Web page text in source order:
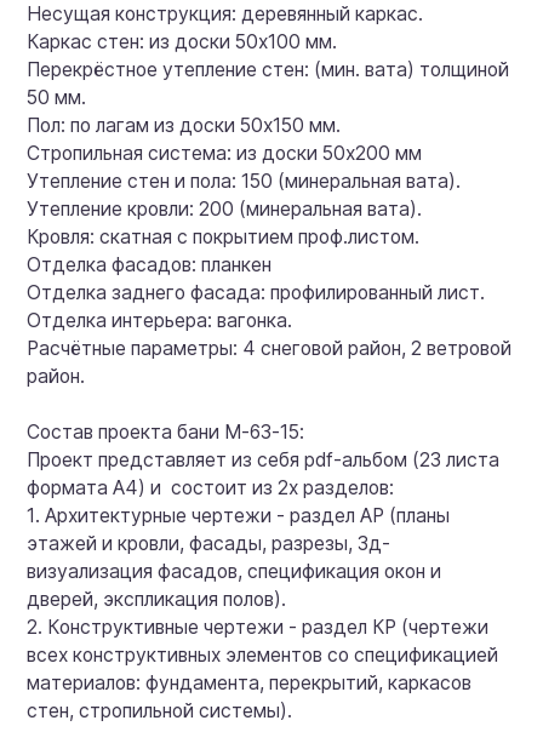
Несущая конструкция: деревянный каркас.
Каркас стен: из доски 50х100 мм.
Перекрёстное утепление стен: (мин. вата) толщиной
50 мм.
Пол: по лагам из доски 50х150 мм.
Стропильная система: из доски 50х200 мм
Утепление стен и пола: 150 (минеральная вата).
Утепление кровли: 200 (минеральная вата).
Кровля: скатная с покрытием проф.листом.
Отделка фасадов: планкен
Отделка заднего фасада: профилированный лист.
Отделка интерьера: вагонка.
Расчётные параметры: 4 снеговой район, 2 ветровой
район.
Состав проекта бани М-63-15:
Проект представляет из себя pdf-альбом (23 листа
формата А4) и состоит из 2х разделов:
1. Архитектурные чертежи - раздел АР (планы
этажей и кровли, фасады, разрезы, 3д-
визуализация фасадов, спецификация окон и
дверей, экспликация полов).
2. Конструктивные чертежи - раздел КР (чертежи
всех конструктивных элементов со спецификацией
материалов: фундамента, перекрытий, каркасов
стен, стропильной системы).